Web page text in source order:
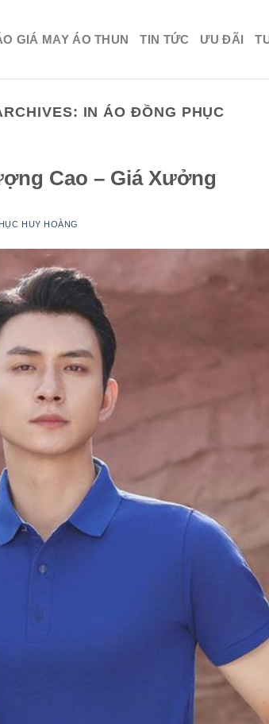
GIÁ MAY ÁO THUN TIN TỨC ƯU ĐÃI
IN ÁO ĐỒNG PHỤC
Cao – Giá Xưởng
HUY HOÀNG